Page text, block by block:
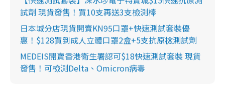
試劑 現貨發售！買10支再送3支檢測棒
日本城分店現貨開賣KN95口罩+快速測試套裝優
惠！$128買到成人立體口罩2盒+5支抗原檢測試劑
MEDEIS開賣香港衛生署認可$18快速測試套裝 現貨
發售！可檢測Delta、Omicron病毒